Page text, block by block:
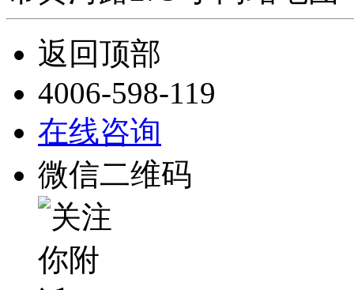
返回顶部
4006-598-119
在线咨询
微信二维码